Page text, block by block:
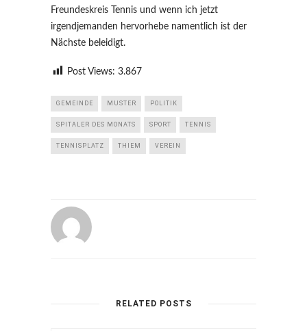
Freundeskreis Tennis und wenn ich jetzt
irgendjemanden hervorhebe namentlich ist der
Nächste beleidigt.
Post Views: 3.867
GEMEINDE MUSTER POLITIK
SPITALER DES MONATS SPORT TENNIS
TENNISPLATZ THIEM VEREIN
RELATED POSTS